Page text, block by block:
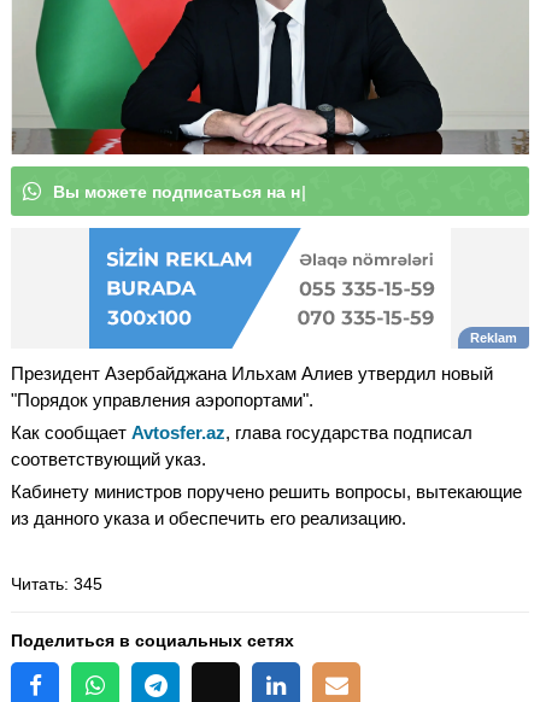
Вы може|
Президент Азербайджана Ильхам Алиев утвердил новый
"Порядок управления аэропортами".
Как сообщает Avtosfer.az, глава государства подписал
соответствующий указ.
Кабинету министров поручено решить вопросы, вытекающие
из данного указа и обеспечить его реализацию.
Читать: 345
Поделиться в социальных сетях